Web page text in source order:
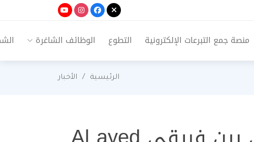
منصة جمع التبرعات الإلكترونية التطوع الوظائف الشاغرة
الرئيسية الأخبار